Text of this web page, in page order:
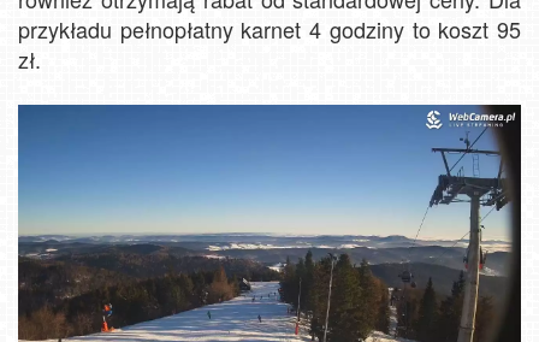
przykładu pełnopłatny karnet 4 godziny to koszt 95
zł.